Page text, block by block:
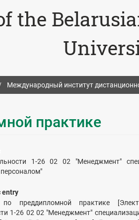
the
Международный институт
практике
1-26 02 02 "Менеджмент"
entry
по преддипломной практике
1-26 02 02 "Менеджмент"